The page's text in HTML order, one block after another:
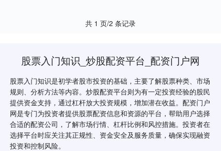
共 1 页/2 条记录
股票入门知识_炒股配资平台_配资门户网
股票入门知识是初学者股市投资的基础，主要了解股票种类、市场
规则、分析方法等内容。炒股配资平台则为有一定投资经验的股民
提供资金支持，通过杠杆放大投资规模，增加潜在收益。配资门户
网是专门为投资者提供股票配资信息和资源的平台，帮助用户选择
合适的配资公司，了解市场行情、杠杆比例和风控措施。投资者在
选择平台时应关注其正规性、资金安全及服务质量，确保实现融资
投资和控制风险。